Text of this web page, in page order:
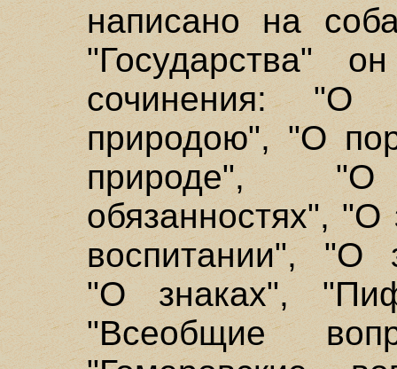
написано на
"Государства"
сочинения: "О
природою", "О
природе",
обязанностях",
воспитании", "О
"О знаках",
"Всеобщие